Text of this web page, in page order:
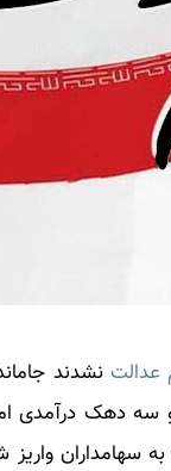
عدالت نشدند
و سه دهک
سهامداران